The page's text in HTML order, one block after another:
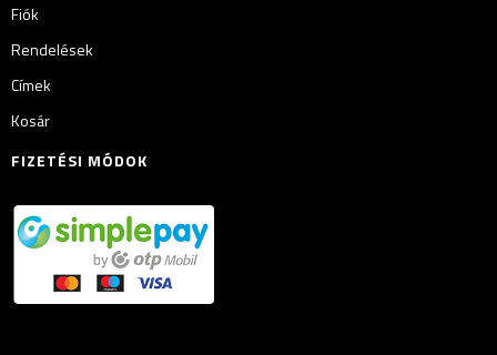
Fiók
Rendelések
Címek
Kosár
FIZETÉSI MÓDOK